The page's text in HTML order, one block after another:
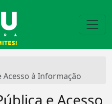
Acesso à Informação
e Acesso